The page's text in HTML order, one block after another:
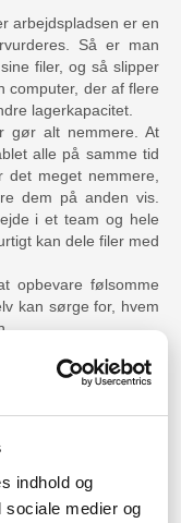
indhold og
sociale medier og
arbejdspladsen er en
Så er man
filer, og så slipper
computer, der af flere
lagerkapacitet.
gør alt nemmere. At
alle på samme tid
det meget nemmere,
dem på anden vis.
i et team og hele
kan dele filer med
opbevare følsomme
kan sørge for, hvem
skal betale for at
er det nemt at
dig mulighed for at
der beskytter
kan selv vælge, hvor
til filerne er